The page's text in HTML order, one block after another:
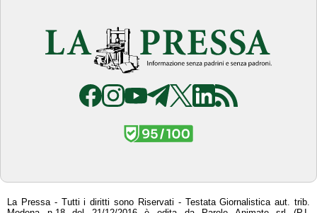
La Pressa - Tutti i diritti sono Riservati - Testata Giornalistica aut. trib.